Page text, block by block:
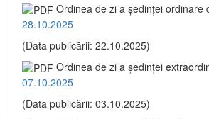
Ordinea de zi a şedinţei ordinare
28.10.2025
(Data publicării: 22.10.2025)
Ordinea de zi a şedinţei
07.10.2025
(Data publicării: 03.10.2025)